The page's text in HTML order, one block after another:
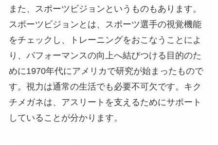
また、スポーツビジョンというものもあります。
スポーツビジョンとは、スポーツ選手の視覚機能
をチェックし、トレーニングをおこなうことによ
り、パフォーマンスの向上へ結びつける目的のた
めに1970年代にアメリカで研究が始まったもので
す。視力は通常の生活でも必要不可欠です。キク
チメガネは、アスリートを支えるためにサポート
していることが分かります。